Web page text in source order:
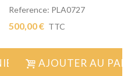
Reference: PLA0727
500,00 € TTC
AJOUTER AU